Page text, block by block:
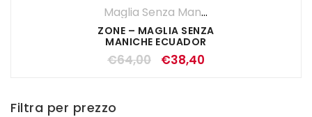
Maglia Senza Maniche
ZONE – MAGLIA SENZA
MANICHE ECUADOR
€64,00 €38,40
Filtra per prezzo